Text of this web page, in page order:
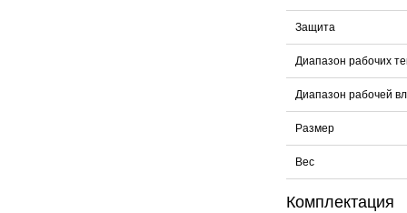
Защита
Диапазон рабочих
Диапазон рабочей
Размер
Вес
Комплектация